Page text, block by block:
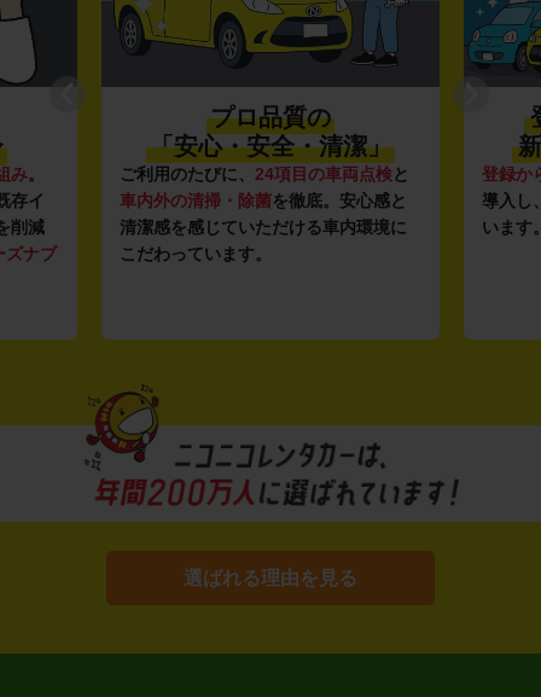
み。
存イ
削減
ズナブ
プロ品質の
「安心・安全・清潔」
ご利用のたびに、 24項目の車両点検と
車内外の清掃・除菌を徹底。安心感と
清潔感を感じていただける車内環境に
こだわっています。
登録か
導入し
います
選ばれる理由を見る